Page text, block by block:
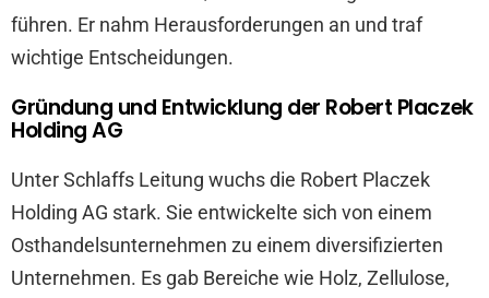
führen. Er nahm Herausforderungen an und traf
wichtige Entscheidungen.
Gründung und Entwicklung der Robert Placzek
Holding AG
Unter Schlaffs Leitung wuchs die Robert Placzek
Holding AG stark. Sie entwickelte sich von einem
Osthandelsunternehmen zu einem diversifizierten
Unternehmen. Es gab Bereiche wie Holz, Zellulose,